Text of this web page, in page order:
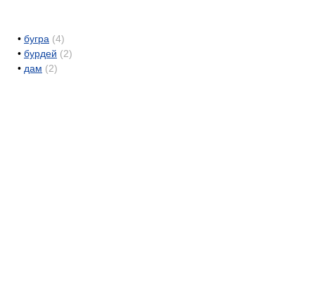
• бугра (4)
• бурдей (2)
• дам (2)